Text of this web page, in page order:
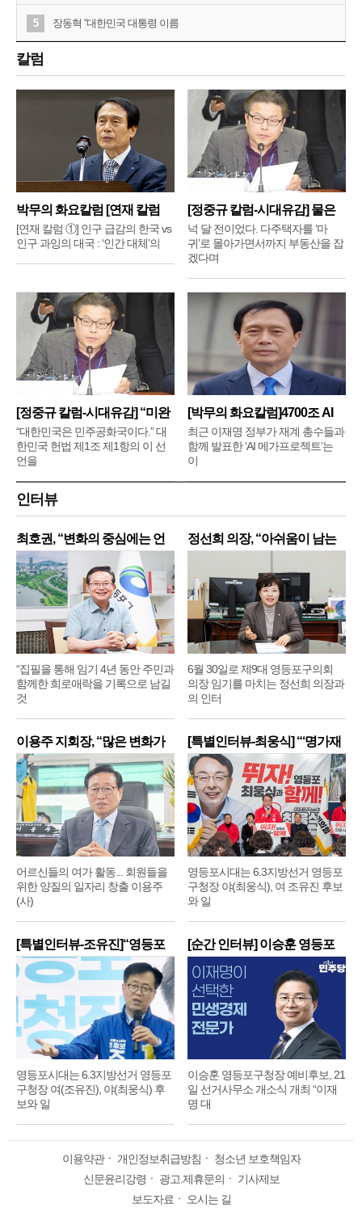
5 장동혁 “대한민국 대통령 이름
칼럼
박무의 화요칼럼 [연재 칼럼
①]
[연재 칼럼 ①] 인구 급감의 한국 vs
인구 과잉의 대국 : ‘인간 대체’의
[정중규 칼럼-시대유감] 물은
배
넉 달 전이었다. 다주택자를 ‘마
귀’로 몰아가면서까지 부동산을 잡
겠다며
[정중규 칼럼-시대유감] “미완
“대한민국은 민주공화국이다.” 대
한민국 헌법 제1조 제1항의 이 선
언을
[박무의 화요칼럼]4700조 AI
메
최근 이재명 정부가 재계 총수들과
함께 발표한 ‘AI 메가프로젝트’는
이
인터뷰
최호권, “변화의 중심에는 언
제
“집필을 통해 임기 4년 동안 주민과
함께한 희로애락을 기록으로 남길
것
정선희 의장, “아쉬움이 남는
6월 30일로 제9대 영등포구의회
의장 임기를 마치는 정선희 의장과
의 인터
이용주 지회장, “많은 변화가
어르신들의 여가 활동... 회원들을
위한 양질의 일자리 창출 이용주
(사)
[특별인터뷰-최웅식] “‘명가재
영등포시대는 6.3지방선거 영등포
구청장 야(최웅식), 여 조유진 후보
와 일
[특별인터뷰-조유진]“영등포
구
영등포시대는 6.3지방선거 영등포
구청장 여(조유진), 야(최웅식) 후
보와 일
[순간 인터뷰] 이승훈 영등포
구
이승훈 영등포구청장 예비후보, 21
일 선거사무소 개소식 개최 “이재
명 대
이용약관ㆍ 개인정보취급방침 ㆍ 청소년 보호책임자
신문윤리강령 ㆍ 광고.제휴문의 ㆍ 기사제보
보도자료ㆍ 오시는 길